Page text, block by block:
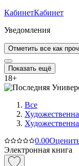
КабинетКабинет
Уведомления
Отметить все как
Показать ещё
18+
Все
0.00
Электронная книга